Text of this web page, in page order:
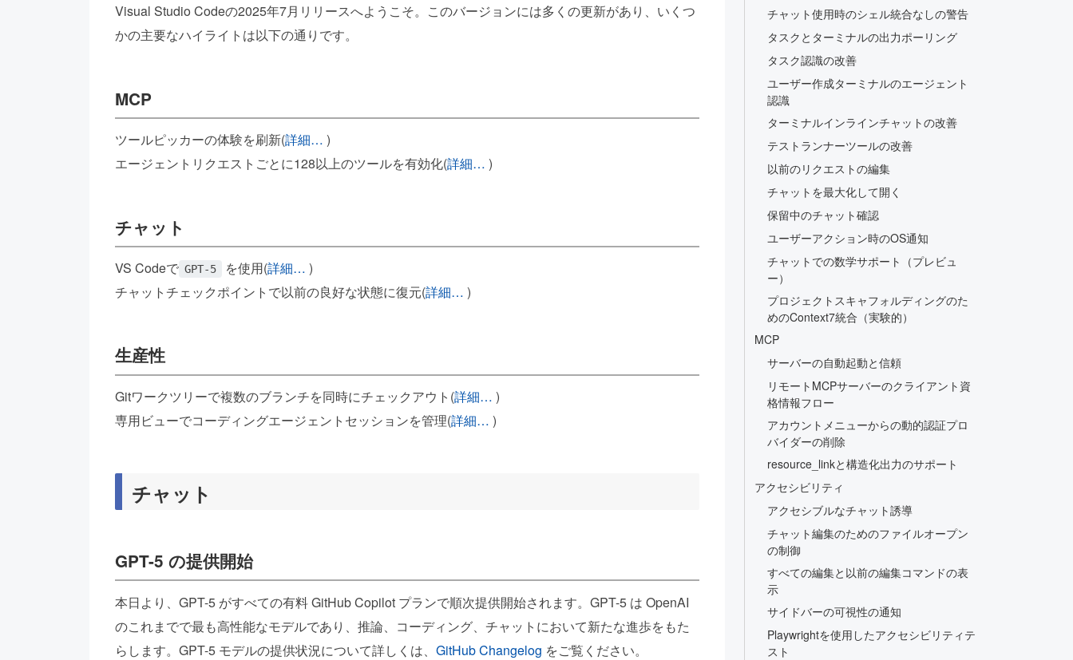
Visual Studio Codeの2025年7月リリースへようこそ。このバージョンには多くの更新があり、いくつ
かの主要なハイライトは以下の通りです。
MCP
ツールピッカーの体験を刷新(詳細… )
エージェントリクエストごとに128以上のツールを有効化(詳細… )
チャット
VS Codeで GPT-5 を使用(詳細… )
チャットチェックポイントで以前の良好な状態に復元(詳細… )
生産性
Gitワークツリーで複数のブランチを同時にチェックアウト(詳細… )
専用ビューでコーディングエージェントセッションを管理(詳細… )
チャット
GPT-5 の提供開始
本日より、GPT-5 がすべての有料 GitHub Copilot プランで順次提供開始されます。GPT-5 は OpenAI
のこれまでで最も高性能なモデルであり、推論、コーディング、チャットにおいて新たな進歩をもた
らします。GPT-5 モデルの提供状況について詳しくは、 GitHub Changelog をご覧ください。
チャット使用時のシェル統合なしの警告
タスクとターミナルの出力ポーリング
タスク認識の改善
ユーザー作成ターミナルのエージェント
認識
ターミナルインラインチャットの改善
テストランナーツールの改善
以前のリクエストの編集
チャットを最大化して開く
保留中のチャット確認
ユーザーアクション時のOS通知
チャットでの数学サポート（プレビュ
ー）
プロジェクトスキャフォルディングのた
めのContext7統合（実験的）
MCP
サーバーの自動起動と信頼
リモートMCPサーバーのクライアント資
格情報フロー
アカウントメニューからの動的認証プロ
バイダーの削除
resource_linkと構造化出力のサポート
アクセシビリティ
アクセシブルなチャット誘導
チャット編集のためのファイルオープン
の制御
すべての編集と以前の編集コマンドの表
示
サイドバーの可視性の通知
Playwrightを使用したアクセシビリティテ
スト